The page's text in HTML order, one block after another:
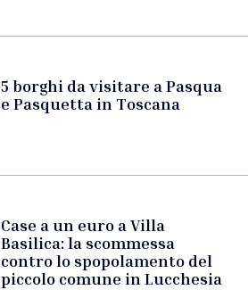
5 borghi da visitare a Pasqua
e Pasquetta in Toscana
Case a un euro a Villa
Basilica: la scommessa
contro lo spopolamento del
piccolo comune in Lucchesia